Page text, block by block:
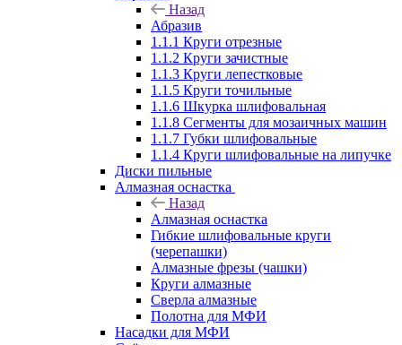
Назад
Абразив
1.1.1 Круги отрезные
1.1.2 Круги зачистные
1.1.3 Круги лепестковые
1.1.5 Круги точильные
1.1.6 Шкурка шлифовальная
1.1.8 Сегменты для мозаичных машин
1.1.7 Губки шлифовальные
1.1.4 Круги шлифовальные на липучке
Диски пильные
Алмазная оснастка
Назад
Алмазная оснастка
Гибкие шлифовальные круги
(черепашки)
Алмазные фрезы (чашки)
Круги алмазные
Сверла алмазные
Полотна для МФИ
Насадки для МФИ